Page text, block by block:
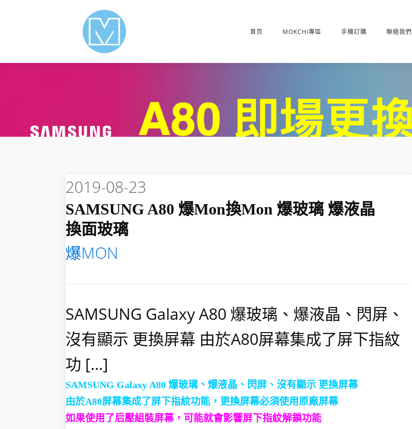
首页 MOKCHI專區 手機訂購 聯絡我們
2019-08-23
SAMSUNG A80 爆mon換mon 爆玻璃 爆液晶
換面玻璃
爆MON
SAMSUNG Galaxy A80 爆玻璃、爆液晶、閃屏、
沒有顯示 更換屏幕 由於A80屏幕集成了屏下指紋
功 […]
SAMSUNG Galaxy A80 爆玻璃、爆液晶、閃屏、沒有顯示 更換屏幕
由於A80屏幕集成了屏下指紋功能，更換屏幕必須使用原廠屏幕
如果使用了后壓組裝屏幕，可能就會影響屏下指紋解鎖功能